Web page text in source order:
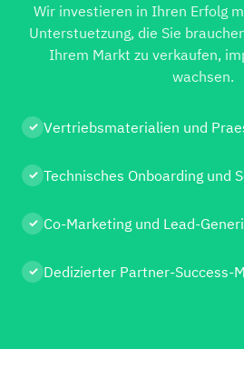
Wir investieren in Ihren Erfolg
Unterstuetzung, die Sie
Ihrem Markt zu verkaufen,
wachsen.
✓ Vertriebsmaterialien und
✓ Technisches Onboarding und
✓ Co-Marketing und Lead-
✓ Dedizierter Partner-Success-